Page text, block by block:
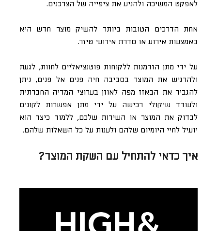
לאפקט המשיכה ולהניע את ציפייה של הצרכנים.
אחת הדרכים הטובות ביותר להשיק מוצר חדש היא
באמצעות אירוע או סדרת אירועי טיזר.
על ידי מתן הזדמנות ללקוחות פוטנציאליים לחוות, לגעת
ולהרגיש את המוצר בסביבה חיה פנים אל פנים, ניתן
להגביר את הבאזז מפה לאוזן בערוצי המדיה החברתית
ולעודד שיקולי רכישה על ידי מתן אפשרות לקונים
לבדוק את המוצר או השירות שלכם, ללמוד כיצד הוא
יועיל לחיי היומיום שלהם ולענות על כל השאלות שלהם.
איך כדאי להתחיל עם השקת המוצר?